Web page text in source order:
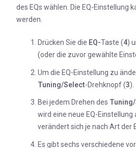
des EQs wählen. Die EQ-Einstellung
werden.
Drücken Sie die EQ-Taste (4)
(oder die zuvor gewählte
Um die EQ-Einstellung zu
Tuning/Select-Drehknopf (3).
Bei jedem Drehen des
wird eine neue EQ-Einstellung
verändert sich je nach Art der
Es gibt sechs verschiedene